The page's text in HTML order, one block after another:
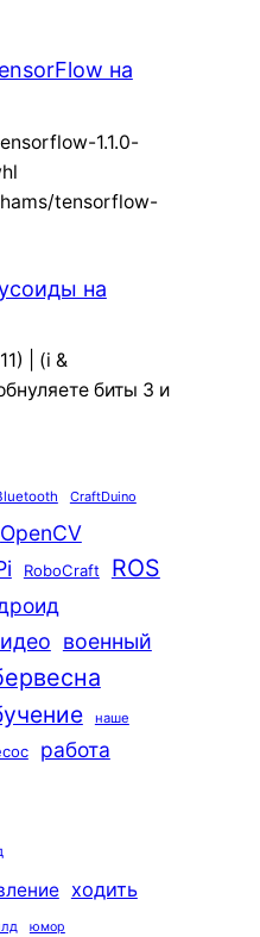
на
1.1.0-
tensorflow-
на
| (i &
биты 3 и
CraftDuino
OpenCV
RoboCraft ROS
военный
наше
работа
ходить
юмор